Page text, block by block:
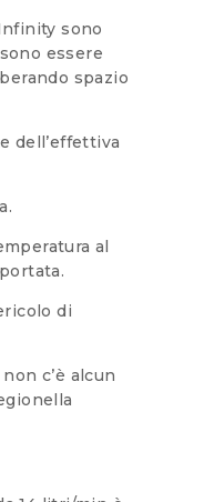
sono
essere
spazio
dell’effettiva
al
di
c’è alcun